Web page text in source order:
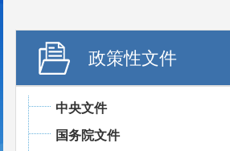
政策性文件
中央文件
国务院文件